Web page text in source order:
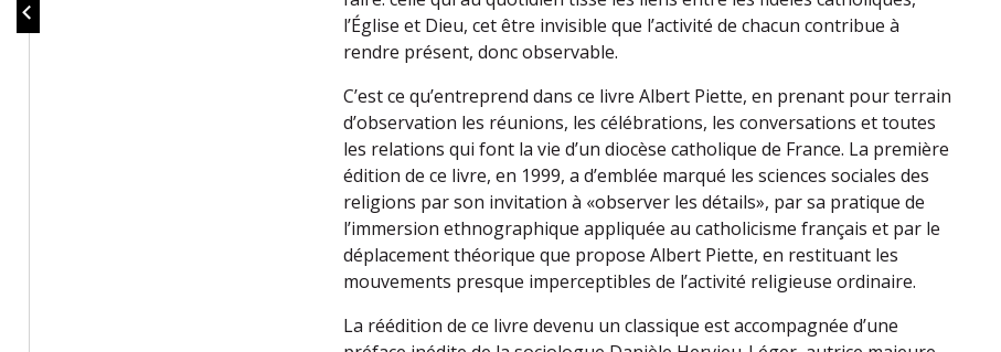
l’Église et Dieu, cet être invisible que l’activité de chacun contribue à
rendre présent, donc observable.
C’est ce qu’entreprend dans ce livre Albert Piette, en prenant pour terrain
d’observation les réunions, les célébrations, les conversations et toutes
les relations qui font la vie d’un diocèse catholique de France. La première
édition de ce livre, en 1999, a d’emblée marqué les sciences sociales des
religions par son invitation à «observer les détails», par sa pratique de
l’immersion ethnographique appliquée au catholicisme français et par le
déplacement théorique que propose Albert Piette, en restituant les
mouvements presque imperceptibles de l’activité religieuse ordinaire.
La réédition de ce livre devenu un classique est accompagnée d’une